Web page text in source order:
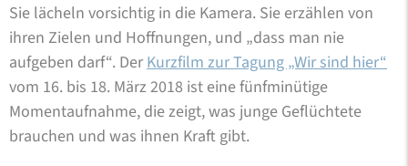
Sie lächeln vorsichtig in die Kamera. Sie erzählen von
ihren Zielen und Hoffnungen, und „dass man nie
aufgeben darf“. Der Kurzfilm zur Tagung „Wir sind hier“
vom 16. bis 18. März 2018 ist eine fünfminütige
Momentaufnahme, die zeigt, was junge Geflüchtete
brauchen und was ihnen Kraft gibt.